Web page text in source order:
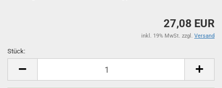
27,08 EUR
inkl. 19% MwSt. zzgl. Versand
Stück: